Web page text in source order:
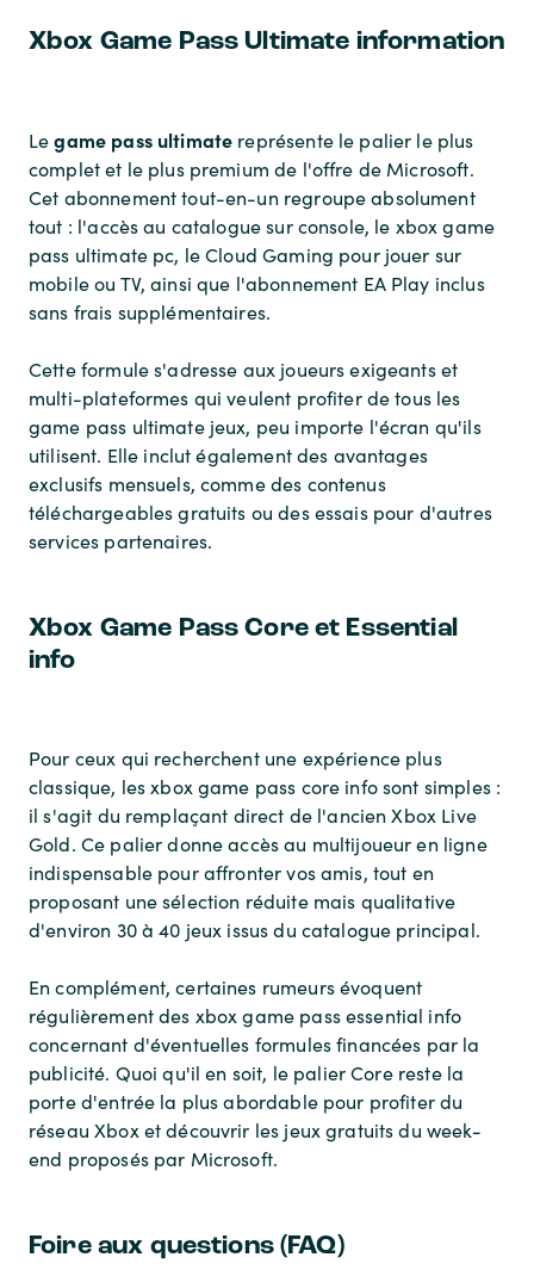
Xbox Game Pass Ultimate information
Legame pass ultimate représente le palier le plus
complet et le plus premium de l'offre de Microsoft.
Cet abonnement tout-en-un regroupe absolument
tout : l'accès au catalogue sur console, le xbox game
pass ultimate pc, le Cloud Gaming pour jouer sur
mobile ou TV, ainsi que l'abonnement EA Play inclus
sans frais supplémentaires.
Cette formule s'adresse aux joueurs exigeants et
multi-plateformes qui veulent profiter de tous les
game pass ultimate jeux, peu importe l'écran qu'ils
utilisent. Elle inclut également des avantages
exclusifs mensuels, comme des contenus
téléchargeables gratuits ou des essais pour d'autres
services partenaires.
Xbox Game Pass Core et Essential
info
Pour ceux qui recherchent une expérience plus
classique, les xbox game pass core info sont simples :
il s'agit du remplaçant direct de l'ancien Xbox Live
Gold. Ce palier donne accès au multijoueur en ligne
indispensable pour affronter vos amis, tout en
proposant une sélection réduite mais qualitative
d'environ 30 à 40 jeux issus du catalogue principal.
En complément, certaines rumeurs évoquent
régulièrement des xbox game pass essential info
concernant d'éventuelles formules financées par la
publicité. Quoi qu'il en soit, le palier Core reste la
porte d'entrée la plus abordable pour profiter du
réseau Xbox et découvrir les jeux gratuits du week-
end proposés par Microsoft.
Foire aux questions (FAQ)